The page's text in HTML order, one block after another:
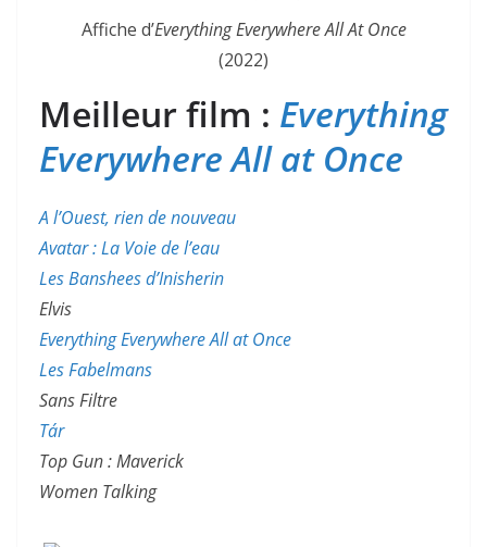
Affiche d’Everything Everywhere All At Once
(2022)
Meilleur film : Everything
Everywhere All at Once
A l’Ouest, rien de nouveau
Avatar : La Voie de l’eau
Les Banshees d’Inisherin
Elvis
Everything Everywhere All at Once
Les Fabelmans
Sans Filtre
Tár
Top Gun : Maverick
Women Talking